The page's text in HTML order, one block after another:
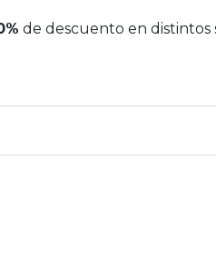
de descuento en distintos